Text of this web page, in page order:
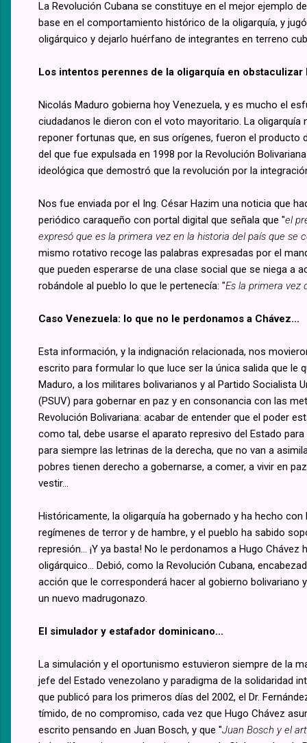
La Revolución Cubana se constituye en el mejor ejemplo
base en el comportamiento histórico de la oligarquía, y
oligárquico y dejarlo huérfano de integrantes en terreno
Los intentos perennes de la oligarquía en
Nicolás Maduro gobierna hoy Venezuela, y es mucho el
ciudadanos le dieron con el voto mayoritario. La
reponer fortunas que, en sus orígenes, fueron el producto
del que fue expulsada en 1998 por la Revolución
ideológica que demostró que la revolución por la
Nos fue enviada por el Ing. César Hazim una noticia que
periódico caraqueño con portal digital que señala que "el
expresó que es la primera vez en la historia del país que
mismo rotativo recoge las palabras expresadas por el
que pueden esperarse de una clase social que se niega a
robándole al pueblo lo que le pertenecía: "Es la primera vez
Caso Venezuela: lo que no le perdonamos a Chávez...
Esta información, y la indignación relacionada, nos
escrito para formular lo que luce ser la única salida que le
Maduro, a los militares bolivarianos y al Partido Socialista
(PSUV) para gobernar en paz y en consonancia con las
Revolución Bolivariana: acabar de entender que el poder
como tal, debe usarse el aparato represivo del Estado para
para siempre las letrinas de la derecha, que no van a
pobres tienen derecho a gobernarse, a comer, a vivir en
vestir...
Históricamente, la oligarquía ha gobernado y ha hecho
regímenes de terror y de hambre, y el pueblo ha sabido
represión... ¡Y ya basta! No le perdonamos a Hugo
oligárquico... Debió, como la Revolución Cubana,
acción que le corresponderá hacer al gobierno
un nuevo madrugonazo.
El simulador y estafador dominicano...
La simulación y el oportunismo estuvieron siempre de la
jefe del Estado venezolano y paradigma de la solidaridad
que publicó para los primeros días del 2002, el Dr.
tímido, de no compromiso, cada vez que Hugo Chávez
escrito pensando en Juan Bosch, y que "Juan Bosch y el